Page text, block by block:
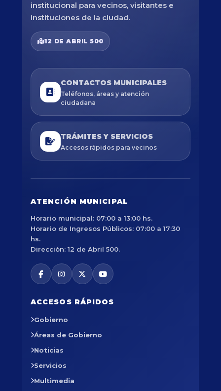
institucional para vecinos, visitantes e
instituciones de la ciudad.
12 DE ABRIL 500
CONTACTOS MUNICIPALES
Teléfonos, áreas y atención
ciudadana
TRÁMITES Y SERVICIOS
Accesos rápidos para vecinos
ATENCIÓN MUNICIPAL
Horario municipal: 07:00 a 13:00 hs.
Horario de Ingresos Públicos: 07:00 a 17:30
hs.
Dirección: 12 de Abril 500.
ACCESOS RÁPIDOS
Gobierno
Áreas de Gobierno
Noticias
Servicios
Multimedia